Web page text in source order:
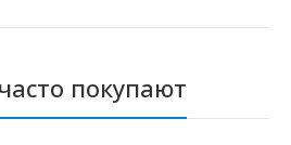
покупают